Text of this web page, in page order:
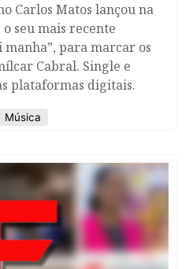
Carlos Matos lançou na
seu mais recente
para marcar os
Cabral. Single e
plataformas digitais.
Música